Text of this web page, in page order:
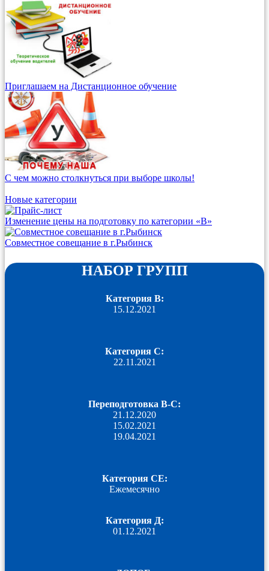
Приглашаем на Дистанционное обучение
С чем можно столкнуться при выборе школы!
Новые категории
Изменение цены на подготовку по категории «В»
Совместное совещание в г.Рыбинск
НАБОР ГРУПП
Категория B:
15.12.2021
Категория C:
22.11.2021
Переподготовка B-С:
21.12.2020
15.02.2021
19.04.2021
Категория СЕ:
Ежемесячно
Категория Д:
01.12.2021